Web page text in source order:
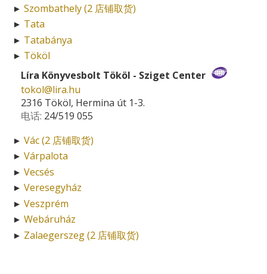
► Szombathely (2 店铺取货)
► Tata
► Tatabánya
► Tököl
Líra Könyvesbolt Tököl - Sziget Center
tokol­@­lira.hu
2316 Tököl, Hermina út 1-3.
电话: 24/519 055
► Vác (2 店铺取货)
► Várpalota
► Vecsés
► Veresegyház
► Veszprém
► Webáruház
► Zalaegerszeg (2 店铺取货)